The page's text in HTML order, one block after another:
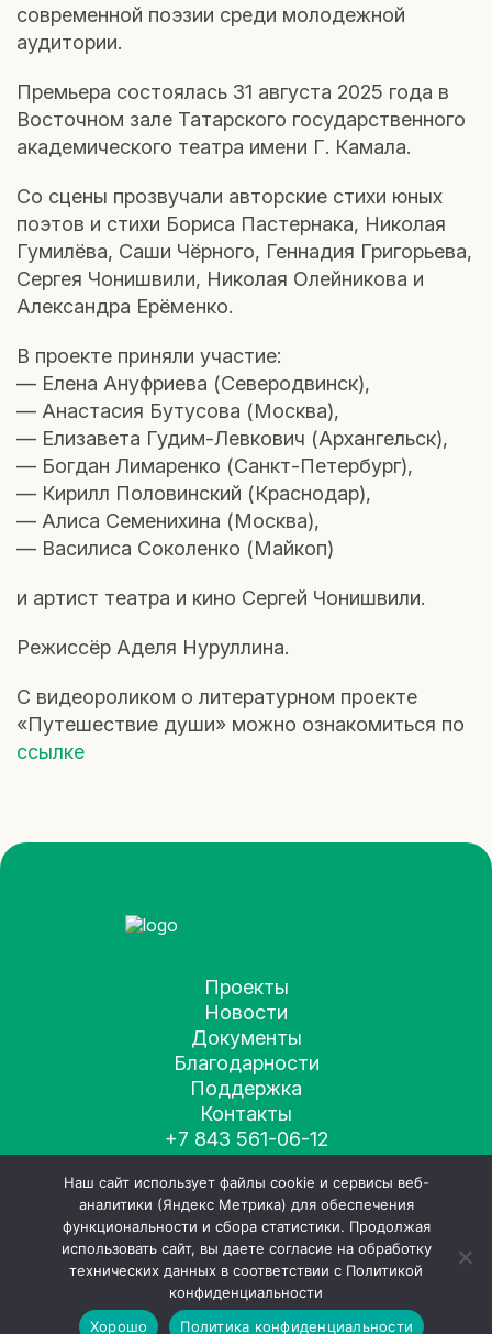
современной поэзии среди молодежной
аудитории.
Премьера состоялась 31 августа 2025 года в
Восточном зале Татарского государственного
академического театра имени Г. Камала.
Со сцены прозвучали авторские стихи юных
поэтов и стихи Бориса Пастернака, Николая
Гумилёва, Саши Чёрного, Геннадия Григорьева,
Сергея Чонишвили, Николая Олейникова и
Александра Ерёменко.
В проекте приняли участие:
— Елена Ануфриева (Северодвинск),
— Анастасия Бутусова (Москва),
— Елизавета Гудим-Левкович (Архангельск),
— Богдан Лимаренко (Санкт-Петербург),
— Кирилл Половинский (Краснодар),
— Алиса Семенихина (Москва),
— Василиса Соколенко (Майкоп)
и артист театра и кино Сергей Чонишвили.
Режиссёр Аделя Нуруллина.
С видеороликом о литературном проекте
«Путешествие души» можно ознакомиться по
ссылке
Проекты
Новости
Документы
Благодарности
Поддержка
Контакты
+7 843 561-06-12
© Счастливые истории, 2010–2026
Политика конфиденциальности
Наш сайт использует файлы cookie и сервисы веб-
аналитики (Яндекс Метрика) для обеспечения
функциональности и сбора статистики. Продолжая
использовать сайт, вы даете согласие на обработку
технических данных в соответствии с Политикой
конфиденциальности
Хорошо
Политика конфиденциальности